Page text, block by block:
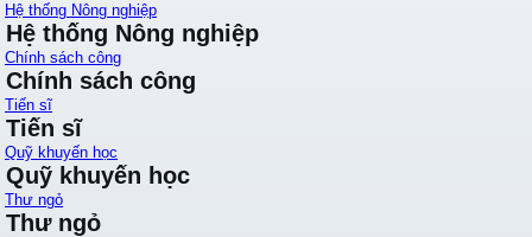
Hệ thống Nông nghiệp
Hệ thống Nông nghiệp
Chính sách công
Chính sách công
Tiến sĩ
Tiến sĩ
Quỹ khuyến học
Quỹ khuyến học
Thư ngỏ
Thư ngỏ